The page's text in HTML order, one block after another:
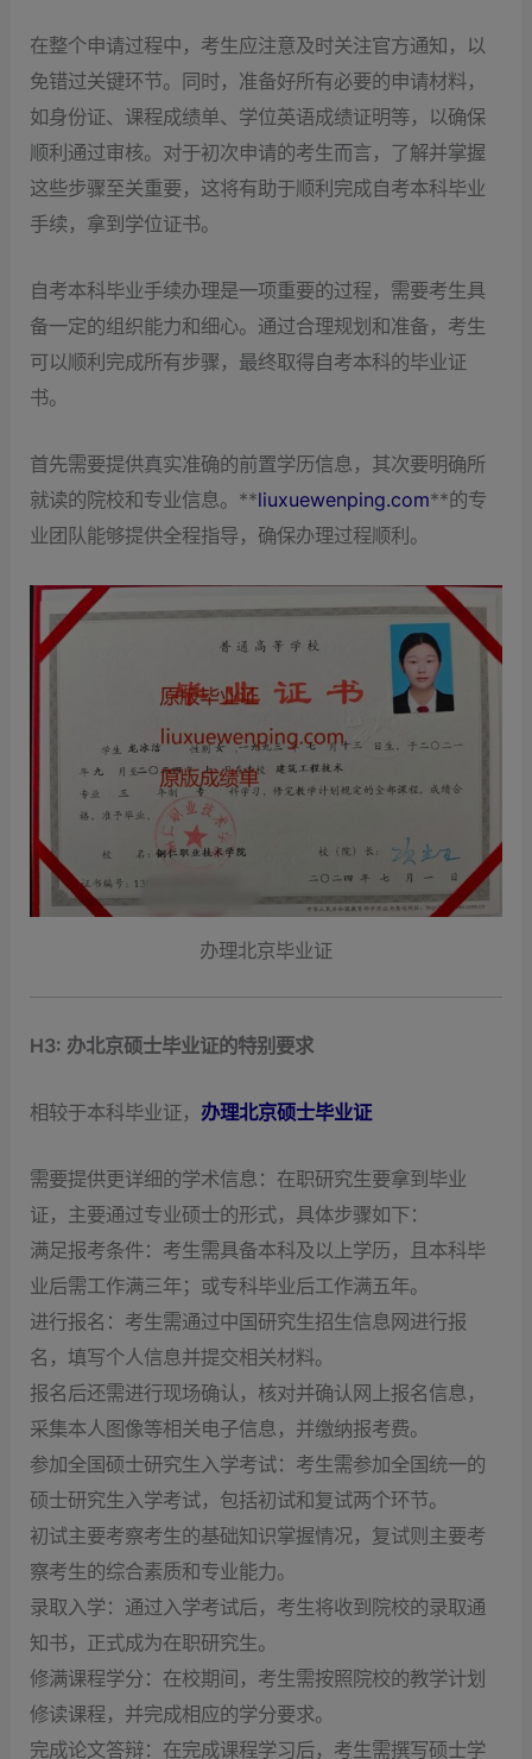
在整个申请过程中，考生应注意及时关注官方通知，以
免错过关键环节。同时，准备好所有必要的申请材料，
如身份证、课程成绩单、学位英语成绩证明等，以确保
顺利通过审核。对于初次申请的考生而言，了解并掌握
这些步骤至关重要，这将有助于顺利完成自考本科毕业
手续，拿到学位证书。
自考本科毕业手续办理是一项重要的过程，需要考生具
备一定的组织能力和细心。通过合理规划和准备，考生
可以顺利完成所有步骤，最终取得自考本科的毕业证
书。
首先需要提供真实准确的前置学历信息，其次要明确所
就读的院校和专业信息。**liuxuewenping.com**的专
业团队能够提供全程指导，确保办理过程顺利。
办理北京毕业证
H3: 办北京硕士毕业证的特别要求
相较于本科毕业证， 办理北京硕士毕业证
需要提供更详细的学术信息：在职研究生要拿到毕业
证，主要通过专业硕士的形式，具体步骤如下：
满足报考条件：考生需具备本科及以上学历，且本科毕
业后需工作满三年；或专科毕业后工作满五年。
进行报名：考生需通过中国研究生招生信息网进行报
名，填写个人信息并提交相关材料。
报名后还需进行现场确认，核对并确认网上报名信息，
采集本人图像等相关电子信息，并缴纳报考费。
参加全国硕士研究生入学考试：考生需参加全国统一的
硕士研究生入学考试，包括初试和复试两个环节。
初试主要考察考生的基础知识掌握情况，复试则主要考
察考生的综合素质和专业能力。
录取入学：通过入学考试后，考生将收到院校的录取通
知书，正式成为在职研究生。
修满课程学分：在校期间，考生需按照院校的教学计划
修读课程，并完成相应的学分要求。
完成论文答辩：在完成课程学习后，考生需撰写硕士学